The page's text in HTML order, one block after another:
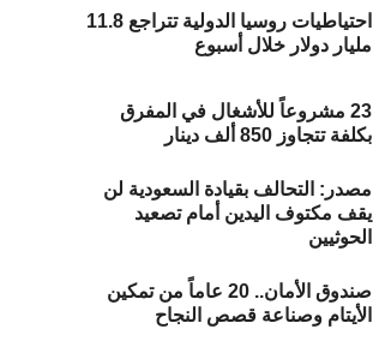
احتياطيات روسيا الدولية تتراجع 11.8
مليار دولار خلال أسبوع
23 مشروعاً للأشغال في المفرق
بكلفة تتجاوز 850 ألف دينار
مصدر: التحالف بقيادة السعودية لن
يقف مكتوف اليدين أمام تصعيد
الحوثيين
صندوق الأمان.. 20 عاماً من تمكين
الأيتام وصناعة قصص النجاح